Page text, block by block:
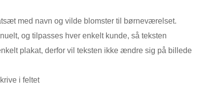
med navn og vilde blomster til børneværelset.
og tilpasses hver enkelt kunde, så teksten
plakat, derfor vil teksten ikke ændre sig på billede
i feltet